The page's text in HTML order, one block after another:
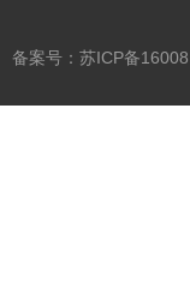
案号： 苏ICP备